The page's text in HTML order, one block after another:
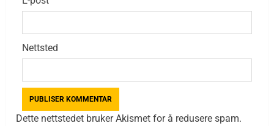
Nettsted
Dette nettstedet bruker Akismet for å redusere spam.